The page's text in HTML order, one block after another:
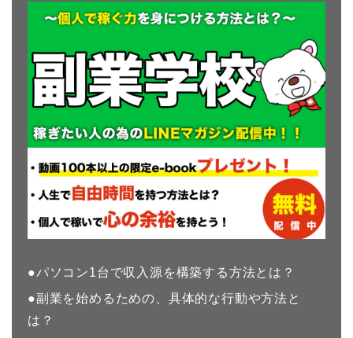
●パソコン1台で収入源を構築する方法とは？
●副業を始めるための、具体的な行動や方法と
は？